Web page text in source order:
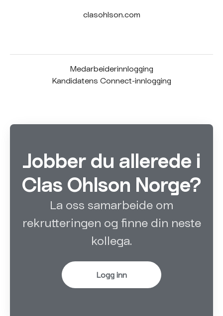
clasohlson.com
Medarbeiderinnlogging
Kandidatens Connect-innlogging
Jobber du allerede i
Clas Ohlson Norge?
La oss samarbeide om
rekrutteringen og finne din neste
kollega.
Logg inn